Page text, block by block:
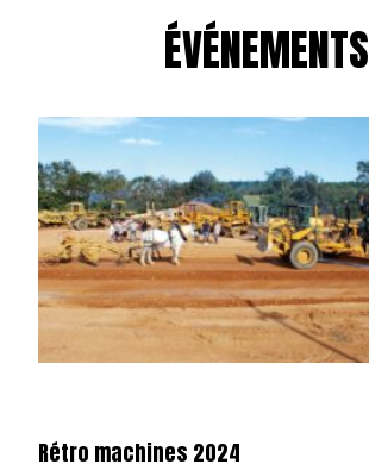
ÉVÉNEMENTS
Rétro machines 2024